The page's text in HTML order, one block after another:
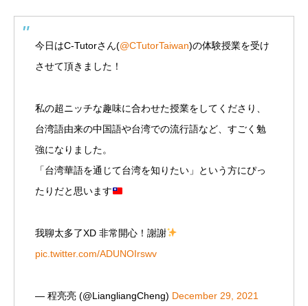
今日はC-Tutorさん(@CTutorTaiwan)の体験授業を受け
させて頂きました！
私の超ニッチな趣味に合わせた授業をしてくださり、
台湾語由来の中国語や台湾での流行語など、すごく勉
強になりました。
「台湾華語を通じて台湾を知りたい」という方にぴっ
たりだと思います
我聊太多了XD 非常開心！謝謝
pic.twitter.com/ADUNOIrswv
— 程亮亮 (@LiangliangCheng) December 29, 2021